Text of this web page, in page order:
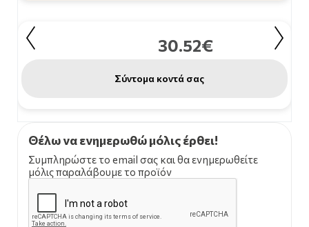
30.52€
Σύντομα κοντά σας
Θέλω να ενημερωθώ μόλις έρθει!
Συμπληρώστε το email σας και θα ενημερωθείτε
μόλις παραλάβουμε το προϊόν